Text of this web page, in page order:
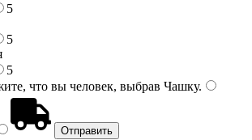
5
5
5
что вы человек, выбрав Чашку.